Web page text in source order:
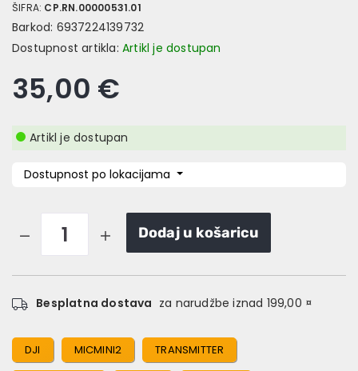
ŠIFRA: CP.RN.00000531.01
Barkod: 6937224139732
Dostupnost artikla: Artikl je dostupan
35,00 €
Artikl je dostupan
Dostupnost po lokacijama
Dodaj u košaricu
Besplatna dostava za narudžbe iznad 199,00 ¤
DJI MICMINI2 TRANSMITTER